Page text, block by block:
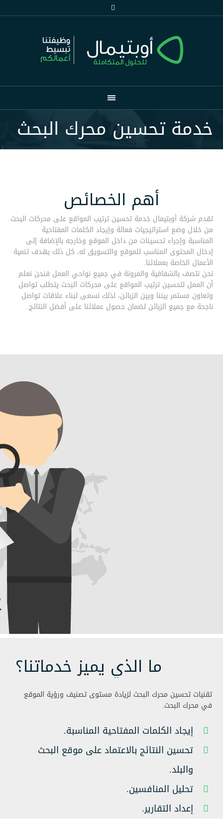
خدمة تحسين محرك البحث
أهم الخصائص
تقدم شركة أوبتيمال خدمة تحسين ترتيب المواقع على محركات البحث
من خلال وضع استراتيجيات فعالة وإيجاد الكلمات المفتاحية
المناسبة وإجراء تحسينات من داخل الموقع وخارجه بالإضافة إلى
إدخال المحتوى المناسب للموقع والتسويق له، كل ذلك بهدف تنمية
الأعمال الخاصة بعملائنا.
نحن نتصف بالشفافية والمرونة في جميع نواحي العمل فنحن نعلم
أن العمل لتحسين ترتيب المواقع على محركات البحث يتطلب تواصل
وتعاون مستمر بيننا وبين الزبائن، لذلك نسعى لبناء علاقات تواصل
ناجحة مع جميع الزبائن لضمان حصول عملائنا على أفضل النتائج.
ما الذي يميز خدماتنا؟
تقنيات تحسين محرك البحث لزيادة مستوى تصنيف ورؤية الموقع
في محرك البحث.
إيجاد الكلمات المفتاحية المناسبة.
تحسين النتائج بالاعتماد على موقع البحث
والبلد.
تحليل المنافسين.
إعداد التقارير.